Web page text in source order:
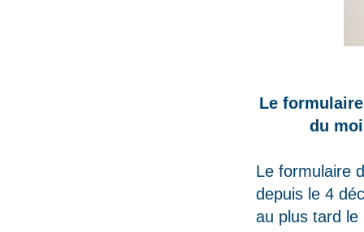
Le
du
Le formulaire
depuis le 4
au plus tard le